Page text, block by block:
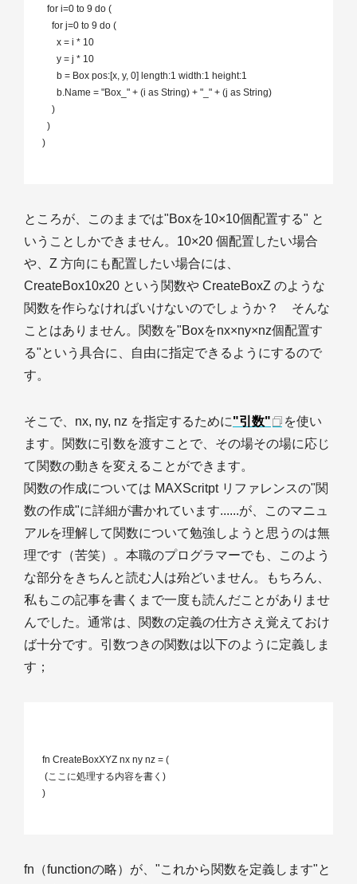
   for i=0 to 9 do (
     for j=0 to 9 do (
       x = i * 10
       y = j * 10
       b = Box pos:[x, y, 0] length:1 width:1 height:1
       b.Name = "Box_" + (i as String) + "_" + (j as String)
     )
   )
)
ところが、このままでは"Boxを10×10個配置する" と
いうことしかできません。10×20 個配置したい場合
や、Z 方向にも配置したい場合には、
CreateBox10x20 という関数や CreateBoxZ のような
関数を作らなければいけないのでしょうか？ そんな
ことはありません。関数を"Boxをnx×ny×nz個配置す
る"という具合に、自由に指定できるようにするので
す。
そこで、nx, ny, nz を指定するために"引数"
を使い
ます。関数に引数を渡すことで、その場その場に応じ
て関数の動きを変えることができます。
関数の作成については MAXScritpt リファレンスの"関
数の作成"に詳細が書かれています......が、このマニュ
アルを理解して関数について勉強しようと思うのは無
理です（苦笑）。本職のプログラマーでも、このよう
な部分をきちんと読む人は殆どいません。もちろん、
私もこの記事を書くまで一度も読んだことがありませ
んでした。通常は、関数の定義の仕方さえ覚えておけ
ば十分です。引数つきの関数は以下のように定義しま
す；
fn CreateBoxXYZ nx ny nz = (
  (ここに処理する内容を書く)
)
fn（functionの略）が、"これから関数を定義します"と